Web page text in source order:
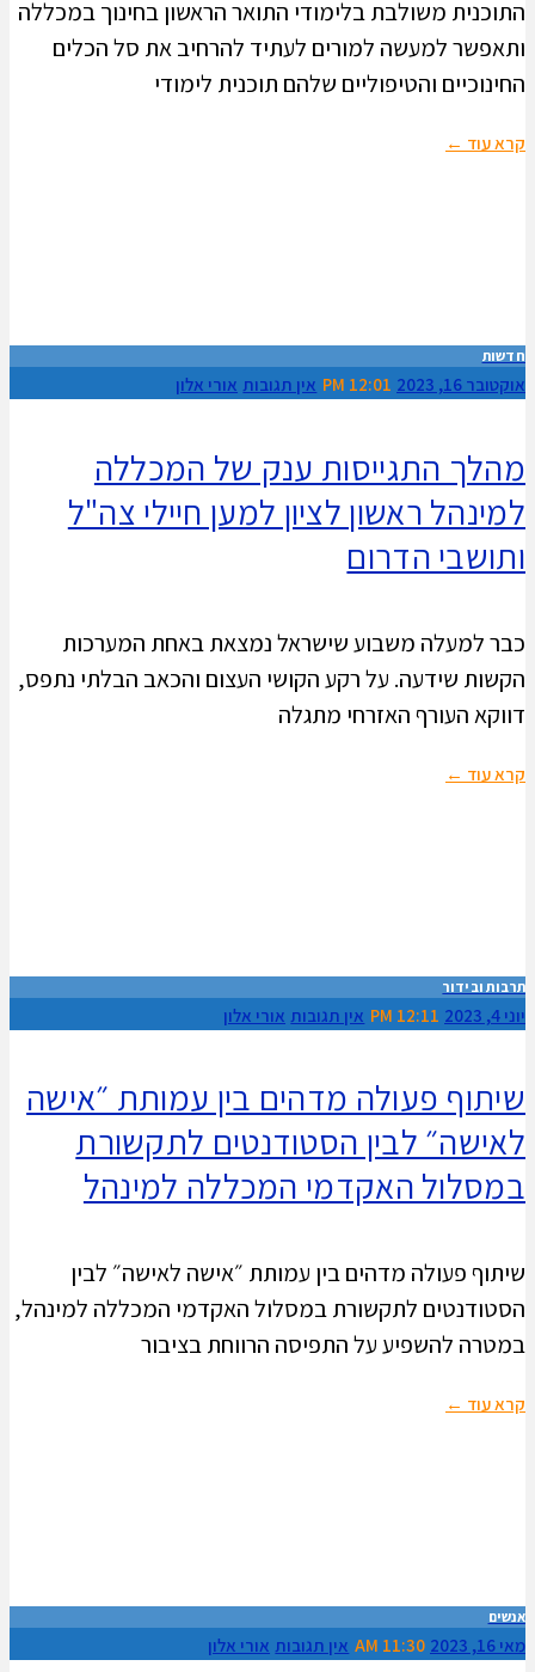
התוכנית משולבת בלימודי התואר הראשון בחינוך במכללה
ותאפשר למעשה למורים לעתיד להרחיב את סל הכלים
החינוכיים והטיפוליים שלהם תוכנית לימודי
קרא עוד ←
חדשות
אוקטובר 16, 2023 12:01 PM אין תגובות אורי אלון
מהלך התגייסות ענק של המכללה
למינהל ראשון לציון למען חיילי צה"ל
ותושבי הדרום
כבר למעלה משבוע שישראל נמצאת באחת המערכות
הקשות שידעה. על רקע הקושי העצום והכאב הבלתי נתפס,
דווקא העורף האזרחי מתגלה
קרא עוד ←
תרבות ובידור
יוני 4, 2023 12:11 PM אין תגובות אורי אלון
שיתוף פעולה מדהים בין עמותת ״אישה
לאישה״ לבין הסטודנטים לתקשורת
במסלול האקדמי המכללה למינהל
שיתוף פעולה מדהים בין עמותת ״אישה לאישה״ לבין
הסטודנטים לתקשורת במסלול האקדמי המכללה למינהל,
במטרה להשפיע על התפיסה הרווחת בציבור
קרא עוד ←
אנשים
מאי 16, 2023 11:30 AM אין תגובות אורי אלון